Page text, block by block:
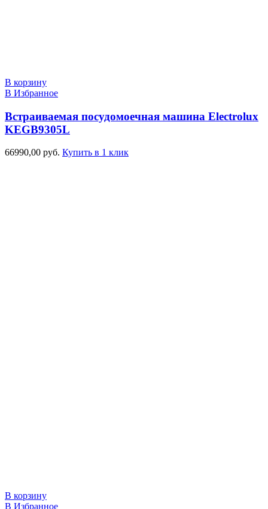
В корзину
В Избранное
Встраиваемая посудомоечная машина Electrolux
KEGB9305L
66990,00 руб. Купить в 1 клик
В корзину
В Избранное